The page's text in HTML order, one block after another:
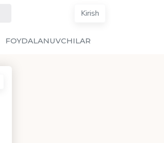
Kirish
FOYDALANUVCHILAR